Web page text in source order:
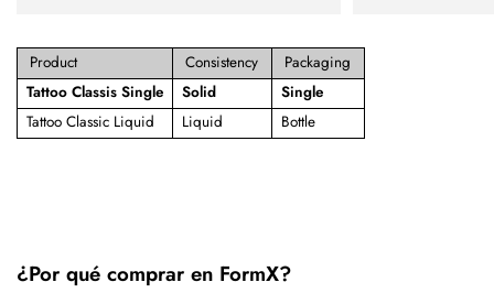
Product Consistency
Packaging
Tattoo Classis Single
Solid
Single
Tattoo Classic Liquid
Liquid Bottle
¿Por qué comprar en FormX?